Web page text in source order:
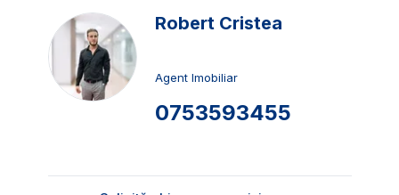
Robert Cristea
Agent Imobiliar
0753593455